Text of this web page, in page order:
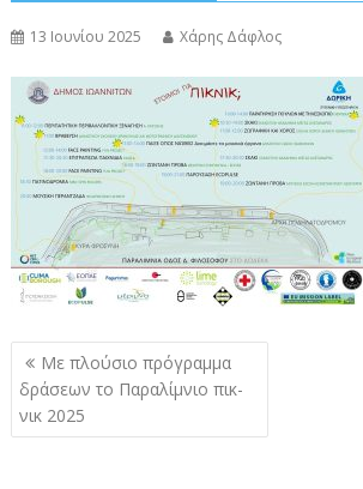
13 Ιουνίου 2025 Χάρης Δάφλος
Πλοήγηση
άρθρων
Με πλούσιο πρόγραμμα
δράσεων το Παραλίμνιο πικ-
νικ 2025